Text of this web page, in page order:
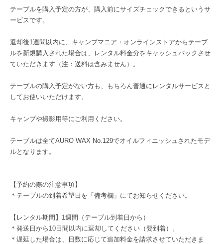
テーブルを購入予定の方が、購入前にサイズチェックできるというサ
ービスです。
返却後1週間以内に、キャンプマニア・オンラインストアからテーブ
ルを新規購入された場合は、レンタル料金分をキャッシュバックさせ
ていただきます（注：送料は含みません）。
テーブルの購入予定がない方も、もちろん普通にレンタルサービスと
してお使いいただけます。
キャンプや撮影用等にご利用ください。
テーブルは全てAURO WAX No.129でオイルフィニッシュされたモデ
ルとなります。
【予約の際の注意事項】
＊テーブルの到着希望日を「備考欄」にてお知らせください。
【レンタル期間】1週間（テーブル到着日から）
＊発送日から10日間以内に返却してください（要到着）。
＊遅延した場合は、日数に応じて追加料金を請求させていただきま